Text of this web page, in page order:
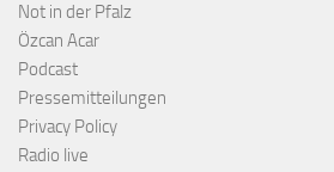
Not in der Pfalz
Özcan Acar
Podcast
Pressemitteilungen
Privacy Policy
Radio live